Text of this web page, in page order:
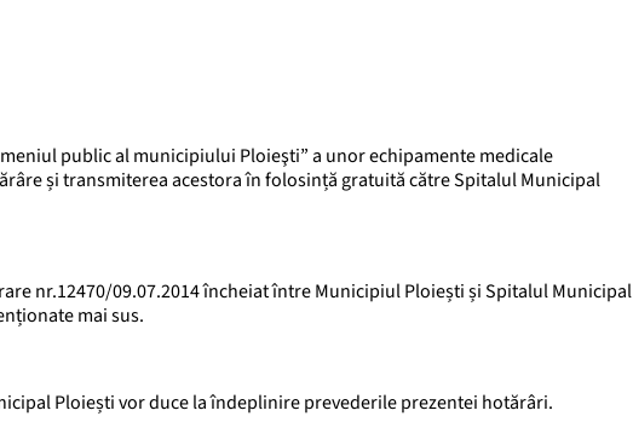
public al municipiului Ploieşti” a unor echipamente medicale
și transmiterea acestora în folosință gratuită către Spitalul Municipal
nr.12470/09.07.2014 încheiat între Municipiul Ploiești și Spitalul Municipal
mai sus.
Ploiești vor duce la îndeplinire prevederile prezentei hotărâri.